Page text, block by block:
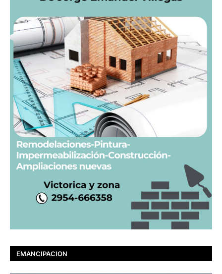
EMANCIPACION